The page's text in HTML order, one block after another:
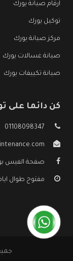
ارقام صيانة يورك
توكيل يورك
مركز صيانة يورك
صيانة غسالات يورك
صيانة تكييفات يورك
كن دائما على
01108098347
صفحة الفيس
مفتوح طوال